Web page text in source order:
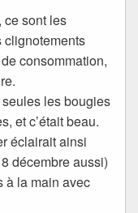
ce sont les
clignotements
consommation,
les bougies
et c’était beau.
éclairait ainsi
décembre aussi)
à la main avec